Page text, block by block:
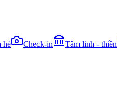
hè Check-in Tâm linh - thiền